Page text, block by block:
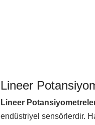
Lineer
Lineer
endüstriyel sensörlerdir.